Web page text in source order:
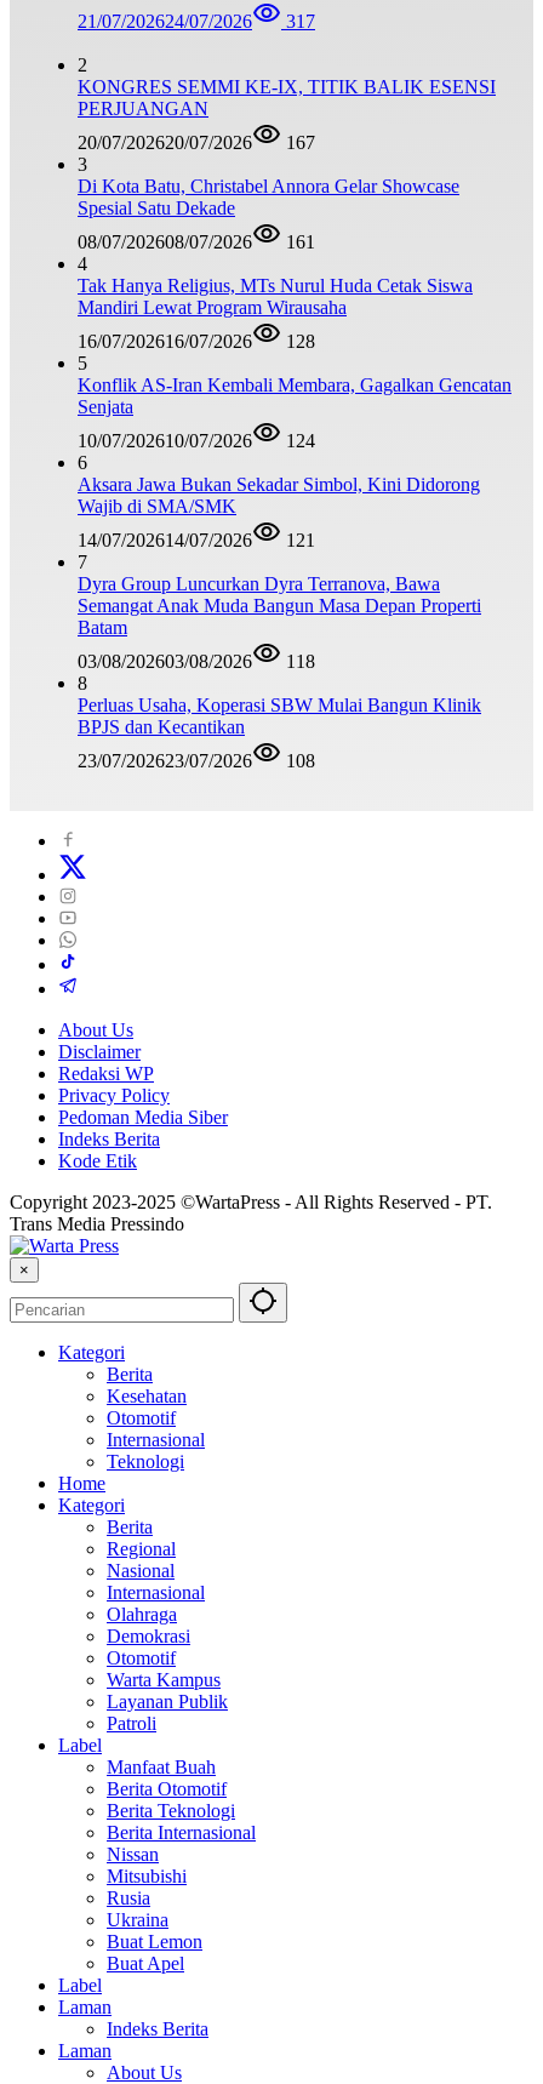
21/07/202624/07/2026 317
2
KONGRES SEMMI KE-IX, TITIK BALIK ESENSI
PERJUANGAN
20/07/202620/07/2026
167
3
Di Kota Batu, Christabel Annora Gelar Showcase
Spesial Satu Dekade
08/07/202608/07/2026
161
4
Tak Hanya Religius, MTs Nurul Huda Cetak Siswa
Mandiri Lewat Program Wirausaha
16/07/202616/07/2026
128
5
Konflik AS-Iran Kembali Membara, Gagalkan Gencatan
Senjata
10/07/202610/07/2026
124
6
Aksara Jawa Bukan Sekadar Simbol, Kini Didorong
Wajib di SMA/SMK
14/07/202614/07/2026
121
7
Dyra Group Luncurkan Dyra Terranova, Bawa
Semangat Anak Muda Bangun Masa Depan Properti
Batam
03/08/202603/08/2026
118
8
Perluas Usaha, Koperasi SBW Mulai Bangun Klinik
BPJS dan Kecantikan
23/07/202623/07/2026 108
About Us
Disclaimer
Redaksi WP
Privacy Policy
Pedoman Media Siber
Indeks Berita
Kode Etik
Copyright 2023-2025 ©WartaPress - All Rights Reserved - PT.
Trans Media Pressindo
×
Kategori
Berita
Kesehatan
Otomotif
Internasional
Teknologi
Home
Kategori
Berita
Regional
Nasional
Internasional
Olahraga
Demokrasi
Otomotif
Warta Kampus
Layanan Publik
Patroli
Label
Manfaat Buah
Berita Otomotif
Berita Teknologi
Berita Internasional
Nissan
Mitsubishi
Rusia
Ukraina
Buat Lemon
Buat Apel
Label
Laman
Indeks Berita
Laman
About Us